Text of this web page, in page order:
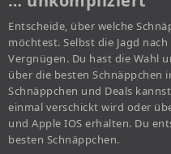
Entscheide, über welche
möchtest. Selbst die Jagd
Vergnügen. Du hast die Wahl
über die besten Schnäppchen
Schnäppchen und Deals
einmal verschickt wird oder
und Apple IOS erhalten. Du
besten Schnäppchen.